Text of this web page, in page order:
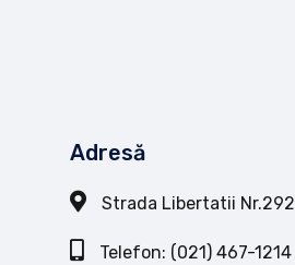
Adresă
Strada Libertatii Nr.292
Telefon: (021) 467-1214